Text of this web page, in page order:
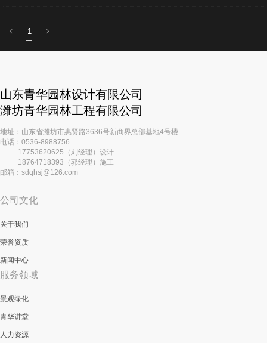
1
山东青华园林设计有限公司
潍坊青华园林工程有限公司
地址：山东省潍坊市惠贤路3636号新商界总部基地4号楼
电话：0536-8988756
17753620625（刘经理）设计
18764718393（郭经理）施工
邮箱：sdqhsj@126.com
公司文化
关于我们
荣誉资质
新闻中心
服务领域
景观绿化
青华讲堂
人力资源